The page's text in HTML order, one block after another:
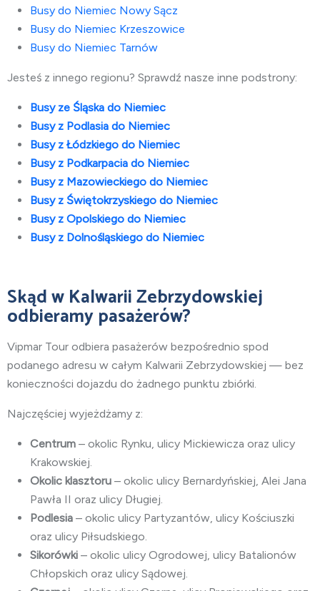
Busy do Niemiec Nowy Sącz
Busy do Niemiec Krzeszowice
Busy do Niemiec Tarnów
Jesteś z innego regionu? Sprawdź nasze inne podstrony:
Busy ze Śląska do Niemiec
Busy z Podlasia do Niemiec
Busy z Łódzkiego do Niemiec
Busy z Podkarpacia do Niemiec
Busy z Mazowieckiego do Niemiec
Busy z Świętokrzyskiego do Niemiec
Busy z Opolskiego do Niemiec
Busy z Dolnośląskiego do Niemiec
Skąd w Kalwarii Zebrzydowskiej
odbieramy pasażerów?
Vipmar Tour odbiera pasażerów bezpośrednio spod
podanego adresu w całym Kalwarii Zebrzydowskiej — bez
konieczności dojazdu do żadnego punktu zbiórki.
Najczęściej wyjeżdżamy z:
Centrum – okolic Rynku, ulicy Mickiewicza oraz ulicy
Krakowskiej.
Okolic klasztoru – okolic ulicy Bernardyńskiej, Alei Jana
Pawła II oraz ulicy Długiej.
Podlesia – okolic ulicy Partyzantów, ulicy Kościuszki
oraz ulicy Piłsudskiego.
Sikorówki – okolic ulicy Ogrodowej, ulicy Batalionów
Chłopskich oraz ulicy Sądowej.